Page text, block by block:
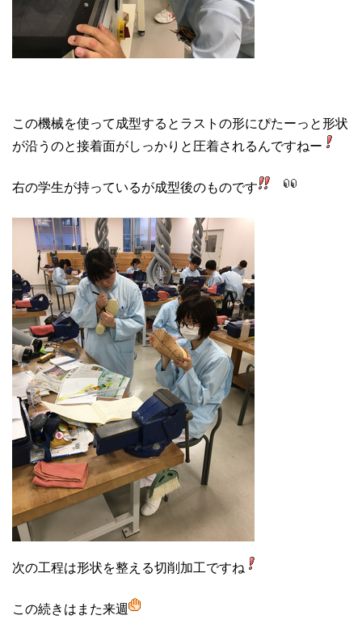
この機械を使って成型するとラストの形にぴたーっと形状
が沿うのと接着面がしっかりと圧着されるんですねー
右の学生が持っているが成型後のものです
次の工程は形状を整える切削加工ですね
この続きはまた来週